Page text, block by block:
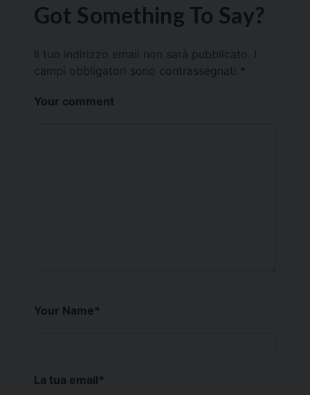
Got Something To Say?
Il tuo indirizzo email non sarà pubblicato.
campi obbligatori sono contrassegnati *
Your comment
Your Name*
La tua email*